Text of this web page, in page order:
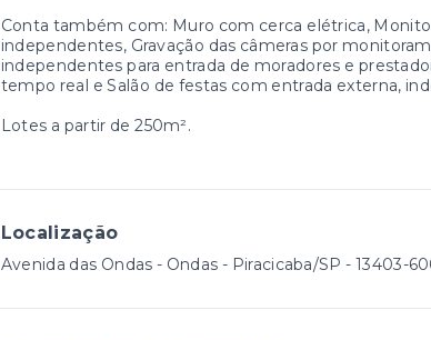
Conta também com: Muro com cerca elétrica,
independentes, Gravação das câmeras por
independentes para entrada de moradores e
tempo real e Salão de festas com entrada externa,
Lotes a partir de 250m².
Localização
Avenida das Ondas - Ondas - Piracicaba/SP - 13403-